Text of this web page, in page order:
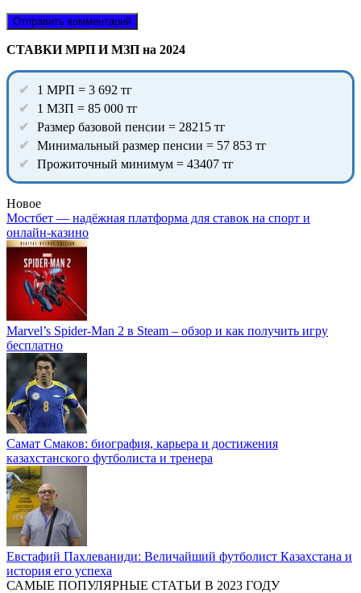
СТАВКИ МРП И МЗП на 2024
1 МРП = 3 692 тг
1 МЗП = 85 000 тг
Размер базовой пенсии = 28215 тг
Минимальный размер пенсии = 57 853 тг
Прожиточный минимум = 43407 тг
Новое
Мостбет — надёжная платформа для ставок на спорт и
онлайн-казино
Marvel’s Spider-Man 2 в Steam – обзор и как получить игру
бесплатно
Самат Смаков: биография, карьера и достижения
казахстанского футболиста и тренера
Евстафий Пахлеваниди: Величайший футболист Казахстана и
история его успеха
САМЫЕ ПОПУЛЯРНЫЕ СТАТЬИ В 2023 ГОДУ